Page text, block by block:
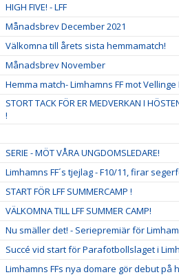
HIGH FIVE! - LFF
Månadsbrev December 2021
Välkomna till årets sista hemmamatch!
Månadsbrev November
Hemma match- Limhamns FF mot Vellinge
STORT TACK FÖR ER MEDVERKAN I
!
SERIE - MÖT VÅRA UNGDOMSLEDARE!
Limhamns FF´s tjejlag - F10/11, firar
START FÖR LFF SUMMERCAMP !
VÄLKOMNA TILL LFF SUMMER CAMP!
Nu smäller det! - Seriepremiär för
Succé vid start för Parafotbollslaget i
Limhamns FFs nya domare gör debut på